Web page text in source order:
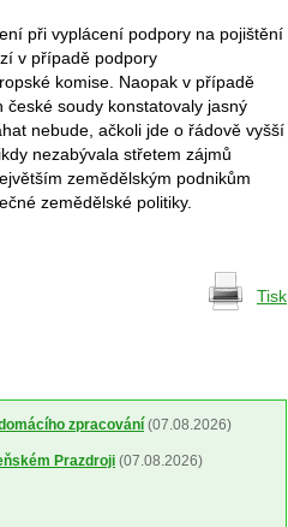
při vyplácení podpory na pojištění
v případě podpory
komise. Naopak v případě
soudy konstatovaly jasný
nebude, ačkoli jde o řádově vyšší
nezabývala střetem zájmů
zemědělským podnikům
zemědělské politiky.
Tisk
zpracování (07.08.2026)
Prazdroji (07.08.2026)